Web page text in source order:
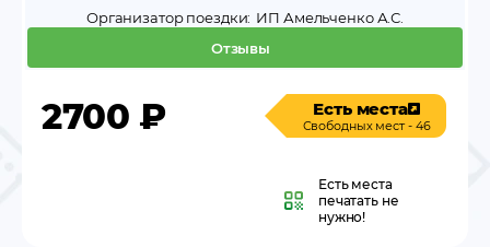
Отзывы
Организатор поездки: ИП Амельченко А.С.
2700 ₽ Есть места
Свободных мест - 46
Есть места
печатать не
нужно!